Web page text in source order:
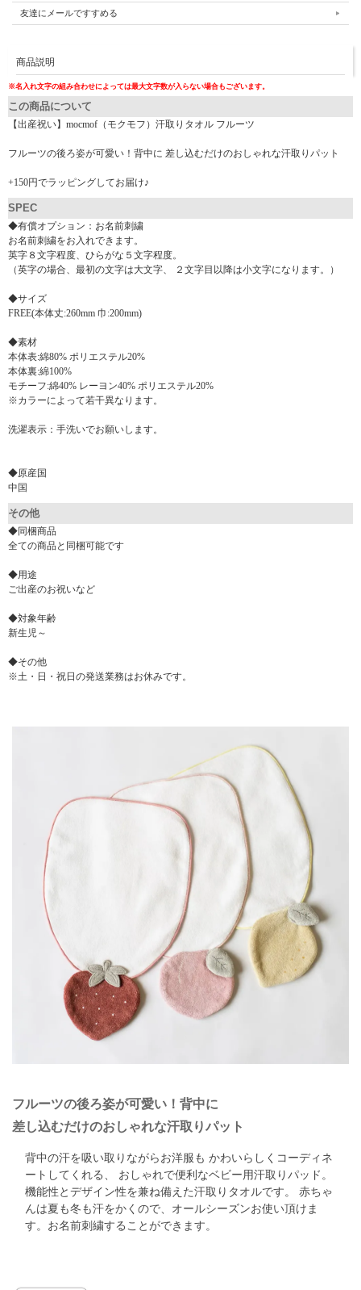
友達にメールですすめる
商品説明
※名入れ文字の組み合わせによっては最大文字数が入らない場合もございます。
この商品について
【出産祝い】mocmof（モクモフ）汗取りタオル フルーツ
フルーツの後ろ姿が可愛い！背中に 差し込むだけのおしゃれな汗取りパット
+150円でラッピングしてお届け♪
SPEC
◆有償オプション：お名前刺繍
お名前刺繍をお入れできます。
英字８文字程度、ひらがな５文字程度。
（英字の場合、最初の文字は大文字、 ２文字目以降は小文字になります。）
◆サイズ
FREE(本体丈:260mm 巾:200mm)
◆素材
本体表:綿80% ポリエステル20%
本体裏:綿100%
モチーフ:綿40% レーヨン40% ポリエステル20%
※カラーによって若干異なります。
洗濯表示：手洗いでお願いします。
◆原産国
中国
その他
◆同梱商品
全ての商品と同梱可能です
◆用途
ご出産のお祝いなど
◆対象年齢
新生児～
◆その他
※土・日・祝日の発送業務はお休みです。
フルーツの後ろ姿が可愛い！背中に
差し込むだけのおしゃれな汗取りパット
背中の汗を吸い取りながらお洋服も かわいらしくコーディネ
ートしてくれる、
おしゃれで便利なベビー用汗取りパッド。
機能性とデザイン性を兼ね備えた汗取りタオルです。
赤ちゃ
んは夏も冬も汗をかくので、オールシーズンお使い頂けま
す。 お名前刺繍することができます。